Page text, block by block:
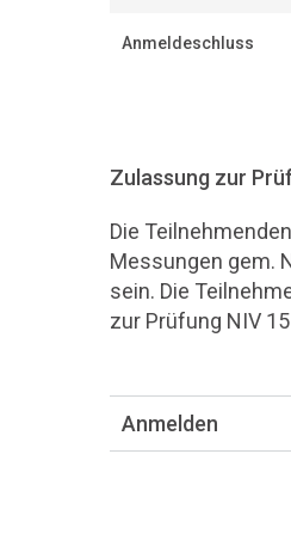
Anmeldeschluss
Zulassung zur
Die
Messungen gem.
sein. Die
zur Prüfung NIV
Anmelden